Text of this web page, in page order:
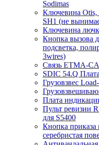
Sodimas
Ключевина
SH1 (не
Ключевина
Кнопка вызова
подсветка,
3wires)
Связь ETMA-
SDIC 54.Q
Грузовзвес
Плата
Пульт ревизии
для S5400
Кнопка
серебристая